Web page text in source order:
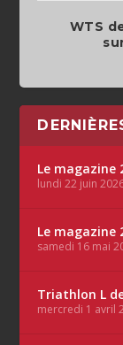
WTS
Le magazine
lundi 22 juin
Le magazine
samedi 16 mai
Triathlon L
mercredi 1 avril